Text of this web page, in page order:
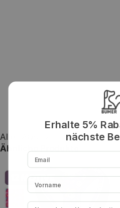
Alle FAQs →
Ähnliche Produkte
Erhalte 5%
nächste
Email
Vorname
Hundename